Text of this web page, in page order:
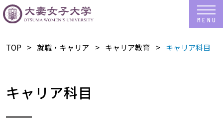
TOP 就職・キャリア キャリア教育 キャリア科目
キャリア科目